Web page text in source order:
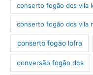
conserto fogão dcs vila
conserto fogão dcs vila
conserto fogão lofra
conversão fogão dcs